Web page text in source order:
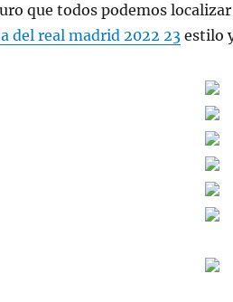
que todos podemos
del real madrid 2022 23estilo